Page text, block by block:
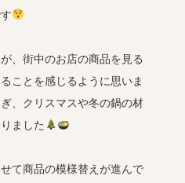
、街中のお店の商品を見る
ことを感じるように思いま
、クリスマスや冬の鍋の材
ました
て商品の模様替えが進んで